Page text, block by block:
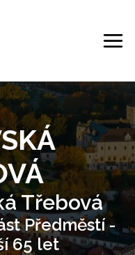
Třebová
Předměstí -
65 let